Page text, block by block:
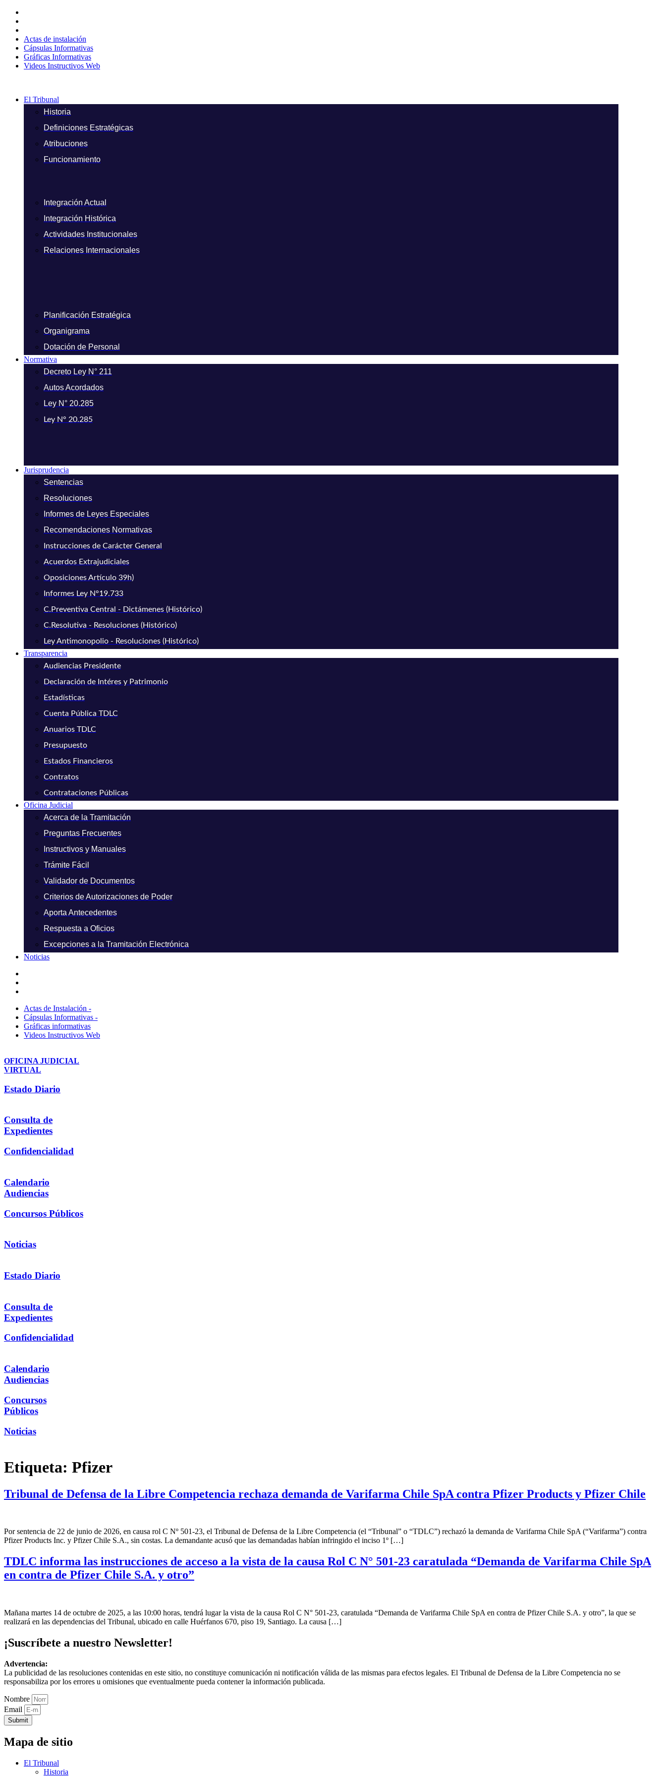
contenido
Actas de instalación
Cápsulas Informativas
Gráficas Informativas
Videos Instructivos Web
El Tribunal
Historia
Definiciones Estratégicas
Atribuciones
Funcionamiento
Integración Actual
Integración Histórica
Actividades Institucionales
Relaciones Internacionales
Planificación Estratégica
Organigrama
Dotación de Personal
Normativa
Decreto Ley N° 211
Autos Acordados
Ley N° 20.285
Ley N° 20.285
Jurisprudencia
Sentencias
Resoluciones
Informes de Leyes Especiales
Recomendaciones Normativas
Instrucciones de Carácter General
Acuerdos Extrajudiciales
Oposiciones Artículo 39h)
Informes Ley N°19.733
C.Preventiva Central - Dictámenes (Histórico)
C.Resolutiva - Resoluciones (Histórico)
Ley Antimonopolio - Resoluciones (Histórico)
Transparencia
Audiencias Presidente
Declaración de Intéres y Patrimonio
Estadísticas
Cuenta Pública TDLC
Anuarios TDLC
Presupuesto
Estados Financieros
Contratos
Contrataciones Públicas
Oficina Judicial
Acerca de la Tramitación
Preguntas Frecuentes
Instructivos y Manuales
Trámite Fácil
Validador de Documentos
Criterios de Autorizaciones de Poder
Aporta Antecedentes
Respuesta a Oficios
Excepciones a la Tramitación Electrónica
Noticias
Actas de Instalación -
Cápsulas Informativas -
Gráficas informativas
Videos Instructivos Web
OFICINA JUDICIAL
VIRTUAL
Estado Diario
Consulta de
Expedientes
Confidencialidad
Calendario
Audiencias
Concursos Públicos
Noticias
Estado Diario
Consulta de
Expedientes
Confidencialidad
Calendario
Audiencias
Concursos
Públicos
Noticias
Etiqueta: Pfizer
Tribunal de Defensa de la Libre Competencia rechaza demanda de Varifarma Chile SpA contra Pfizer Products y Pfizer Chile
Por sentencia de 22 de junio de 2026, en causa rol C Nº 501-23, el Tribunal de Defensa de la Libre Competencia (el “Tribunal” o “TDLC”) rechazó la demanda de Varifarma Chile SpA (“Varifarma”) contra
Pfizer Products Inc. y Pfizer Chile S.A., sin costas. La demandante acusó que las demandadas habían infringido el inciso 1º […]
TDLC informa las instrucciones de acceso a la vista de la causa Rol C N° 501-23 caratulada “Demanda de Varifarma Chile SpA
en contra de Pfizer Chile S.A. y otro”
Mañana martes 14 de octubre de 2025, a las 10:00 horas, tendrá lugar la vista de la causa Rol C N° 501-23, caratulada “Demanda de Varifarma Chile SpA en contra de Pfizer Chile S.A. y otro”, la que se
realizará en las dependencias del Tribunal, ubicado en calle Huérfanos 670, piso 19, Santiago. La causa […]
¡Suscríbete a nuestro Newsletter!
Advertencia:
La publicidad de las resoluciones contenidas en este sitio, no constituye comunicación ni notificación válida de las mismas para efectos legales. El Tribunal de Defensa de la Libre Competencia no se
responsabiliza por los errores u omisiones que eventualmente pueda contener la información publicada.
Nombre
Email
Submit
Mapa de sitio
El Tribunal
Historia